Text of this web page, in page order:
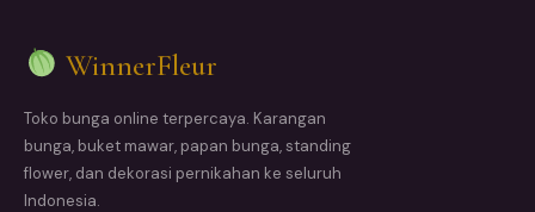
WinnerFleur
Toko bunga online terpercaya. Karangan
bunga, buket mawar, papan bunga, standing
flower, dan dekorasi pernikahan ke seluruh
Indonesia.